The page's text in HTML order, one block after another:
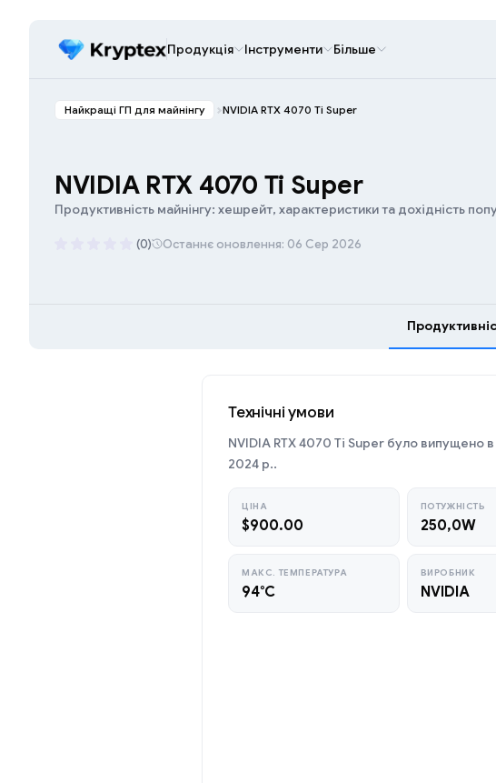
Продукція Інструменти Більше
Найкращі ГП для майнінгу NVIDIA RTX 4070 Ti Super
NVIDIA RTX 4070 Ti Super
Продуктивність майнінгу: хешрейт, характеристики та дохідність
(0) Останнє оновлення: 06 Сер 2026
Технічні умови
NVIDIA RTX 4070 Ti Super було випущено в
2024 р..
ЦІНА
$900.00
ПОТУЖНІСТЬ
250,0W
МАКС. ТЕМПЕРАТУРА
94°C
ВИРОБНИК
NVIDIA